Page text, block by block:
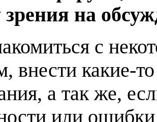
зрения на
с
внести какие-
а так же,
или